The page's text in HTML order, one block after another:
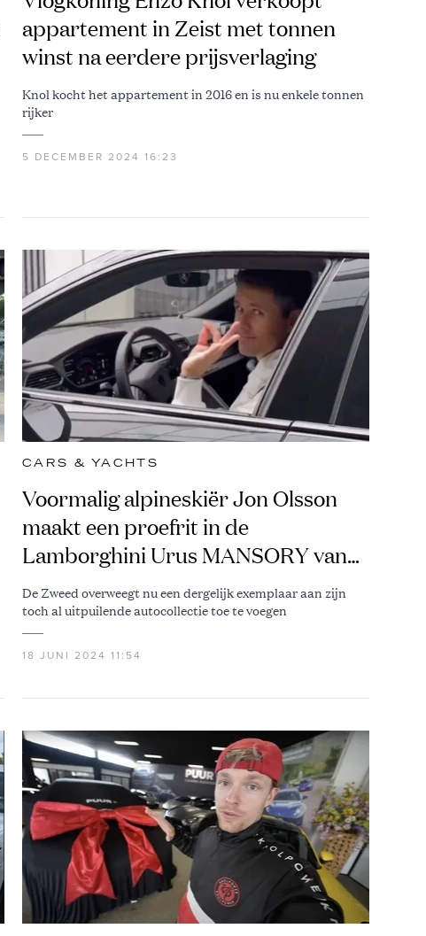
appartement in Zeist met tonnen
winst na eerdere prijsverlaging
Knol kocht het appartement in 2016 en is nu enkele tonnen
rijker
5 DECEMBER 2024 16:23
CARS & YACHTS
Voormalig alpineskiër Jon Olsson
maakt een proefrit in de
Lamborghini Urus MANSORY van
Enzo Knol
De Zweed overweegt nu een dergelijk exemplaar aan zijn
toch al uitpuilende autocollectie toe te voegen
18 JUNI 2024 11:54